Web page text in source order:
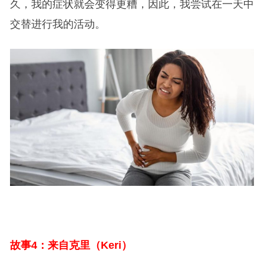
久，我的症状就会变得更糟，因此，我尝试在一天中
交替进行我的活动。
故事4：来自克里（Keri）